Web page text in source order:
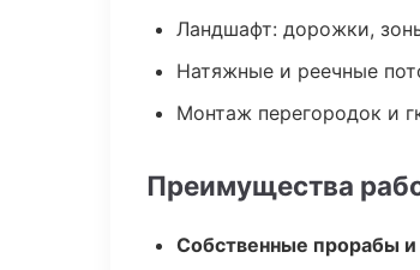
Ландшафт: дорожки,
Натяжные и реечные
Монтаж перегородок и
Преимущества
Собственные прорабы